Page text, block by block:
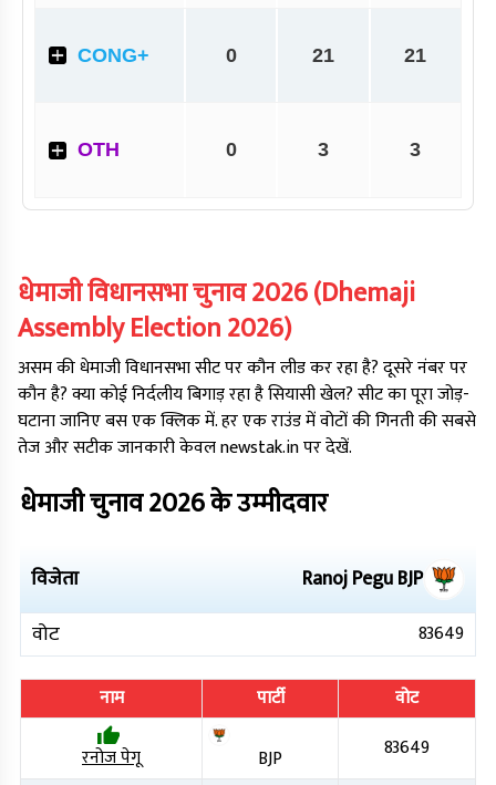
धेमाजीविधानसभा चुनाव2026(Dhemaji
Assembly Election2026)
असमकीधेमाजीविधानसभा सीट पर कौन लीड कर रहा है? दूसरे नंबर पर
कौन है? क्या कोई निर्दलीय बिगाड़ रहा है सियासी खेल? सीट का पूरा जोड़-
घटाना जानिए बस एक क्लिक में. हर एक राउंड में वोटों की गिनती की सबसे
तेज और सटीक जानकारी केवल newstak.in पर देखें.
धेमाजीचुनाव2026के उम्मीदवार
विजेता Ranoj PeguBJP
वोट
83649
नाम पार्टी
वोट
रनोज पेगू
BJP 83649